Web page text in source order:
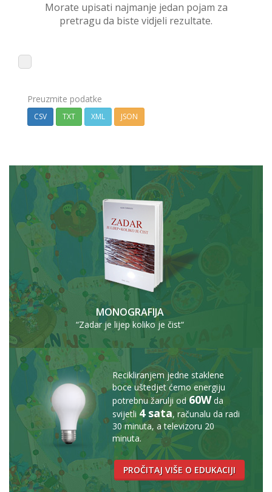
Morate upisati najmanje jedan pojam za
pretragu da biste vidjeli rezultate.
Preuzmite podatke
CSV TXT XML JSON
MONOGRAFIJA
“Zadar je lijep koliko je čist“
Recikliranjem jedne staklene
boce uštedjet ćemo energiju
potrebnu žarulji od 60Wda
svijetli 4 sata, računalu da radi
30 minuta, a televizoru 20
minuta.
PROČITAJ VIŠE O EDUKACIJI